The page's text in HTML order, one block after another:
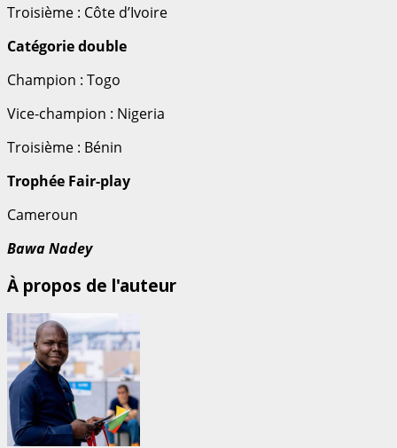
Troisième : Côte d’Ivoire
Catégorie double
Champion : Togo
Vice-champion : Nigeria
Troisième : Bénin
Trophée Fair-play
Cameroun
Bawa Nadey
À propos de l'auteur